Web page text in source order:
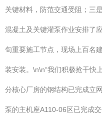
关键材料，防范交通受阻；三
混凝土及关键灌泵作业安排了
旬重要施工节点，现场上百名
装安装。\n\n“我们积极抢干快
分核心厂房的钢结构已完成立
泵的主机座A110-06区已完成